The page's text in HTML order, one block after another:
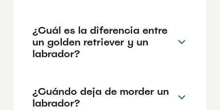
¿Cuál es la diferencia entre
un golden retriever y un
labrador?
¿Cuándo deja de morder un
labrador?